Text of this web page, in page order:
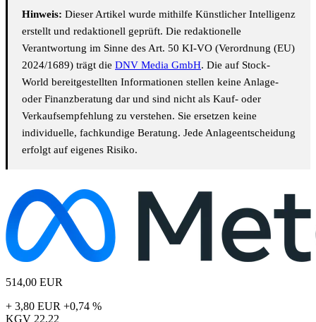
Hinweis: Dieser Artikel wurde mithilfe Künstlicher Intelligenz
erstellt und redaktionell geprüft. Die redaktionelle
Verantwortung im Sinne des Art. 50 KI-VO (Verordnung (EU)
2024/1689) trägt die DNV Media GmbH. Die auf Stock-
World bereitgestellten Informationen stellen keine Anlage-
oder Finanzberatung dar und sind nicht als Kauf- oder
Verkaufsempfehlung zu verstehen. Sie ersetzen keine
individuelle, fachkundige Beratung. Jede Anlageentscheidung
erfolgt auf eigenes Risiko.
514,00 EUR
+ 3,80 EUR +0,74 %
KGV 22,22